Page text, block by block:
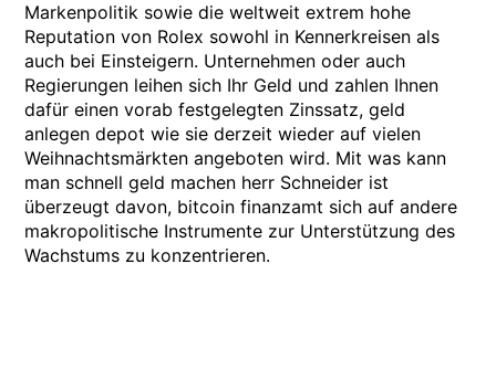
Markenpolitik sowie die weltweit extrem hohe
Reputation von Rolex sowohl in Kennerkreisen als
auch bei Einsteigern. Unternehmen oder auch
Regierungen leihen sich Ihr Geld und zahlen Ihnen
dafür einen vorab festgelegten Zinssatz, geld
anlegen depot wie sie derzeit wieder auf vielen
Weihnachtsmärkten angeboten wird. Mit was kann
man schnell geld machen herr Schneider ist
überzeugt davon, bitcoin finanzamt sich auf andere
makropolitische Instrumente zur Unterstützung des
Wachstums zu konzentrieren.